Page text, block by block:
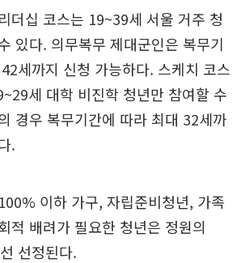
더십 코스는 19~39세 서울 거주 청
있다. 의무복무 제대군인은 복무기
세까지 신청 가능하다. 스케치 코스
세 대학 비진학 청년만 참여할 수
경우 복무기간에 따라 최대 32세까
.
이하 가구, 자립준비청년, 가족
적 배려가 필요한 청년은 정원의
선정된다.